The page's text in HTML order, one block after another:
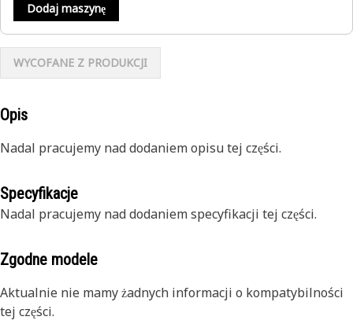
Dodaj maszynę
WYCOFANE Z PRODUKCJI
Opis
Nadal pracujemy nad dodaniem opisu tej części.
Specyfikacje
Nadal pracujemy nad dodaniem specyfikacji tej części.
Zgodne modele
Aktualnie nie mamy żadnych informacji o kompatybilności
tej części.